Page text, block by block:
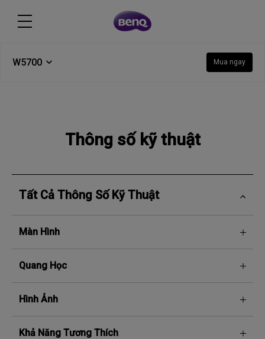
W5700 Mua ngay
Thông số kỹ thuật
Tất Cả Thông Số Kỹ Thuật
Màn Hình
Quang Học
Hình Ảnh
Khả Năng Tương Thích